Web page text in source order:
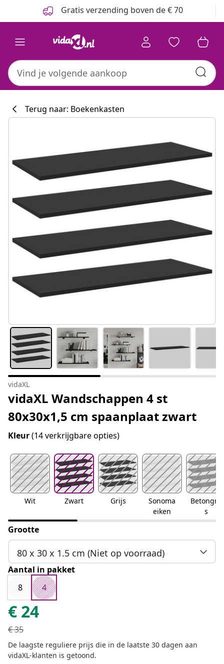
Gratis verzending boven de € 70
Terug naar: Boekenkasten
vidaXL
vidaXL Wandschappen 4 st
80x30x1,5 cm spaanplaat zwart
Kleur(14 verkrijgbare opties)
Wit Zwart Grijs
Sonoma
eiken
Betongrij
s
Grootte
80 x 30 x 1.5 cm (Niet op voorraad)
Aantal in pakket
8
4
€ 24
€35
De laagste reguliere prijs die in de laatste 30 dagen aan
vidaXL-klanten is getoond.